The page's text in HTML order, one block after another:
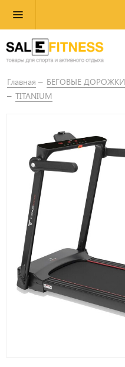
Главная БЕГОВЫЕ ДОРОЖКИ
TITANIUM